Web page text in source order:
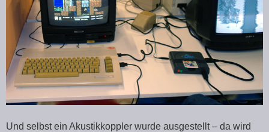
Und selbst ein Akustikkoppler wurde ausgestellt – da wird